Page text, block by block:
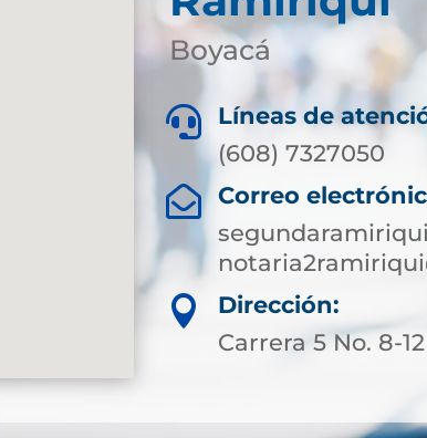
Boyacá

Líneas de
(608) 7327050

Correo

Dirección:
Carrera 5 No. 8-12